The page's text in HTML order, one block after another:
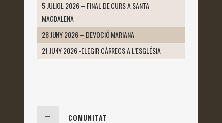
5 JULIOL 2026 – FINAL DE CURS A SANTA
MAGDALENA
28 JUNY 2026 – DEVOCIÓ MARIANA
21 JUNY 2026 -ELEGIR CÀRRECS A L’ESGLÉSIA
COMUNITAT